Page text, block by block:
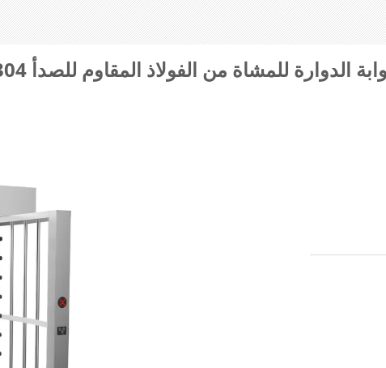
للمشاة من الفولاذ المقاوم للصدأ 304 بارتفاع كامل